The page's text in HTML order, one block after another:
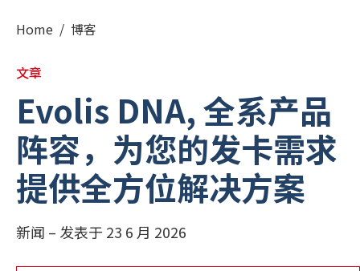
PORTUGUÊS (葡萄牙语（巴西） )
हिन्दी(印地语
Home / 博客
文章
Evolis DNA, 全系产品
阵容，为您的发卡需求
提供全方位解决方案
新闻 – 发表于 23 6 月 2026